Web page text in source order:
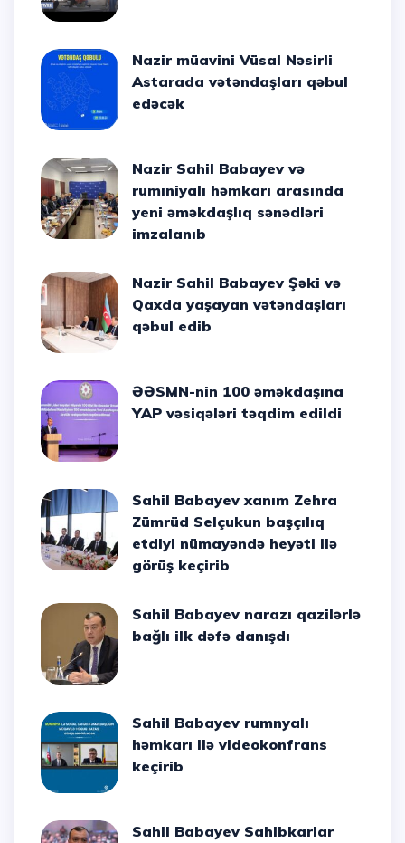
Nazir müavini Vüsal Nəsirli
Astarada vətəndaşları qəbul
edəcək
Nazir Sahil Babayev və
rumıniyalı həmkarı arasında
yeni əməkdaşlıq sənədləri
imzalanıb
Nazir Sahil Babayev Şəki və
Qaxda yaşayan vətəndaşları
qəbul edib
ƏƏSMN-nin 100 əməkdaşına
YAP vəsiqələri təqdim edildi
Sahil Babayev xanım Zehra
Zümrüd Selçukun başçılıq
etdiyi nümayəndə heyəti ilə
görüş keçirib
Sahil Babayev narazı qazilərlə
bağlı ilk dəfə danışdı
Sahil Babayev rumnyalı
həmkarı ilə videokonfrans
keçirib
Sahil Babayev Sahibkarlar